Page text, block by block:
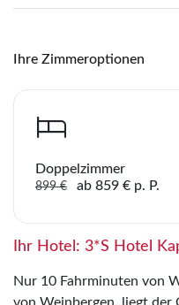
Ihre Zimmeroptionen
Doppelzimmer
899 € ab 859 € p. P.
Ihr Hotel: 3*S Hotel
Nur 10 Fahrminuten von
von Weinbergen, liegt der